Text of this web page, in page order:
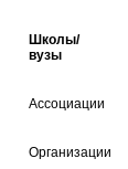
Школы/
вузы
Ассоциации
Организации